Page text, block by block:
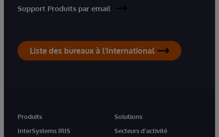
Support Produits par email
Liste des bureaux à l'International
Produits
InterSystems IRIS
Solutions
Secteurs d'activité